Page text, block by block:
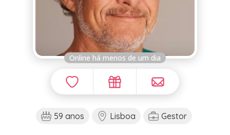
Online há menos de um dia
59 anos Lisboa Gestor